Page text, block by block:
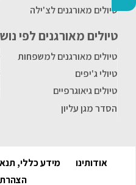
טיולים מאורגנים לצ'ילה
טיולים מאורגנים לפי
טיולים מאורגנים למשפחות
טיולי ג'יפים
טיולים גיאוגרפיים
הסדר מגן עליון
אודותינו מידע כללי,
הצהרת